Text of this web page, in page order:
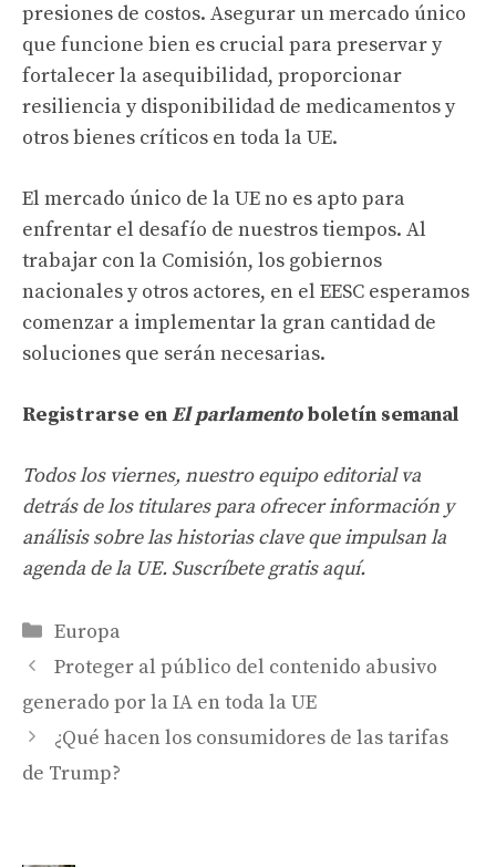
presiones de costos. Asegurar un mercado único
que funcione bien es crucial para preservar y
fortalecer la asequibilidad, proporcionar
resiliencia y disponibilidad de medicamentos y
otros bienes críticos en toda la UE.
El mercado único de la UE no es apto para
enfrentar el desafío de nuestros tiempos. Al
trabajar con la Comisión, los gobiernos
nacionales y otros actores, en el EESC esperamos
comenzar a implementar la gran cantidad de
soluciones que serán necesarias.
Registrarse enEl parlamentoboletín semanal
Todos los viernes, nuestro equipo editorial va
detrás de los titulares para ofrecer información y
análisis sobre las historias clave que impulsan la
agenda de la UE. Suscríbete gratis aquí.
Categories
Europa
Proteger al público del contenido abusivo
generado por la IA en toda la UE
¿Qué hacen los consumidores de las tarifas
de Trump?